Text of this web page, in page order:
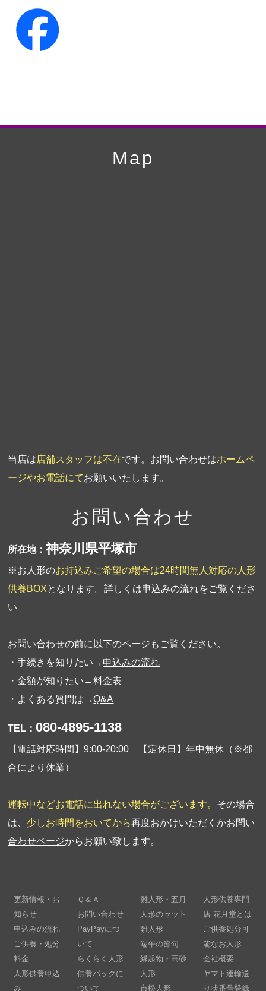
第16回人形供養祭
第15回人形供養祭
第12回人形供養祭平成22年3月9日
平成21年12月4日
Map
当店は店舗スタッフは不在です。お問い合わせはホームペ
ージやお電話にてお願いいたします。
お問い合わせ
所在地：神奈川県平塚市
※お人形のお持込みご希望の場合は24時間無人対応の人形
供養BOXとなります。詳しくは申込みの流れをご覧くださ
い
お問い合わせの前に以下のページもご覧ください。
・手続きを知りたい→ 申込みの流れ
・金額が知りたい→料金表
・よくある質問は→Q&A
TEL： 080-4895-1138
【電話対応時間】9:00-20:00 【定休日】年中無休（※都
合により休業）
運転中などお電話に出れない場合がございます。 その場合
は、 少しお時間をおいてから再度おかけいただくかお問い
合わせページからお願い致します。
更新情報・お
知らせ
申込みの流れ
ご供養・処分
料金
人形供養申込
み
Ｑ＆Ａ
お問い合わせ
PayPayにつ
いて
らくらく人形
供養パックに
ついて
雛人形・五月
人形のセット
雛人形
端午の節句
縁起物・高砂
人形
市松人形
人形供養専門
店 花月堂とは
ご供養処分可
能なお人形
会社概要
ヤマト運輸送
り状番号登録